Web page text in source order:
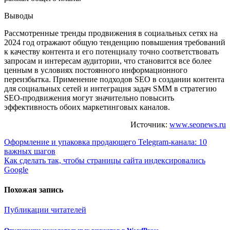
Выводы
Рассмотренные тренды продвижения в социальных сетях на
2024 год отражают общую тенденцию повышения требований
к качеству контента и его потенциалу точно соответствовать
запросам и интересам аудитории, что становится все более
ценным в условиях постоянного информационного
переизбытка. Применение подходов SEO в создании контента
для социальных сетей и интеграция задач SMM в стратегию
SEO-продвижения могут значительно повысить
эффективность обоих маркетинговых каналов.
Источник: www.seonews.ru
Навигация
по
записям
Оформление и упаковка продающего Telegram-канала: 10
важных шагов
Как сделать так, чтобы страницы сайта индексировались
Google
Похожая запись
Публикации читателей